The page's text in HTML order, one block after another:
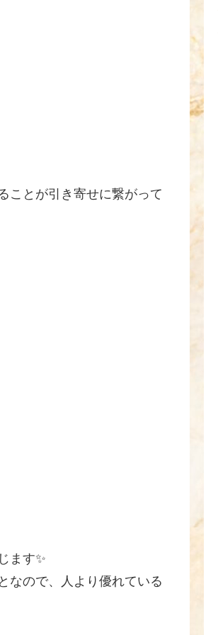
ことが引き寄せに繋がって
ます✨
なので、人より優れている